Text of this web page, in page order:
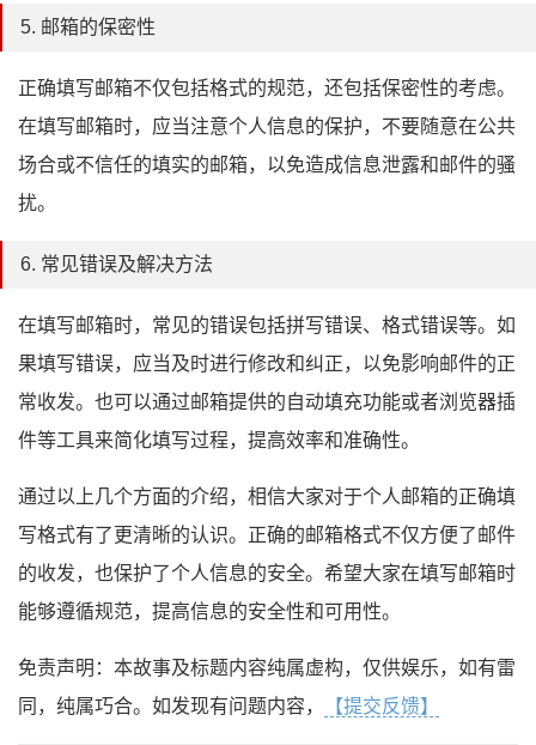
5. 邮箱的保密性
正确填写邮箱不仅包括格式的规范，还包括保密性的考虑。
在填写邮箱时，应当注意个人信息的保护，不要随意在公共
场合或不信任的填实的邮箱，以免造成信息泄露和邮件的骚
扰。
6. 常见错误及解决方法
在填写邮箱时，常见的错误包括拼写错误、格式错误等。如
果填写错误，应当及时进行修改和纠正，以免影响邮件的正
常收发。也可以通过邮箱提供的自动填充功能或者浏览器插
件等工具来简化填写过程，提高效率和准确性。
通过以上几个方面的介绍，相信大家对于个人邮箱的正确填
写格式有了更清晰的认识。正确的邮箱格式不仅方便了邮件
的收发，也保护了个人信息的安全。希望大家在填写邮箱时
能够遵循规范，提高信息的安全性和可用性。
免责声明：本故事及标题内容纯属虚构，仅供娱乐，如有雷
同，纯属巧合。如发现有问题内容，
【提交反馈】